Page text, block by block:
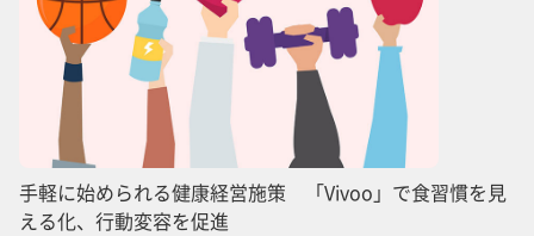
手軽に始められる健康経営施策 「Vivoo」で食習慣を見
える化、行動変容を促進